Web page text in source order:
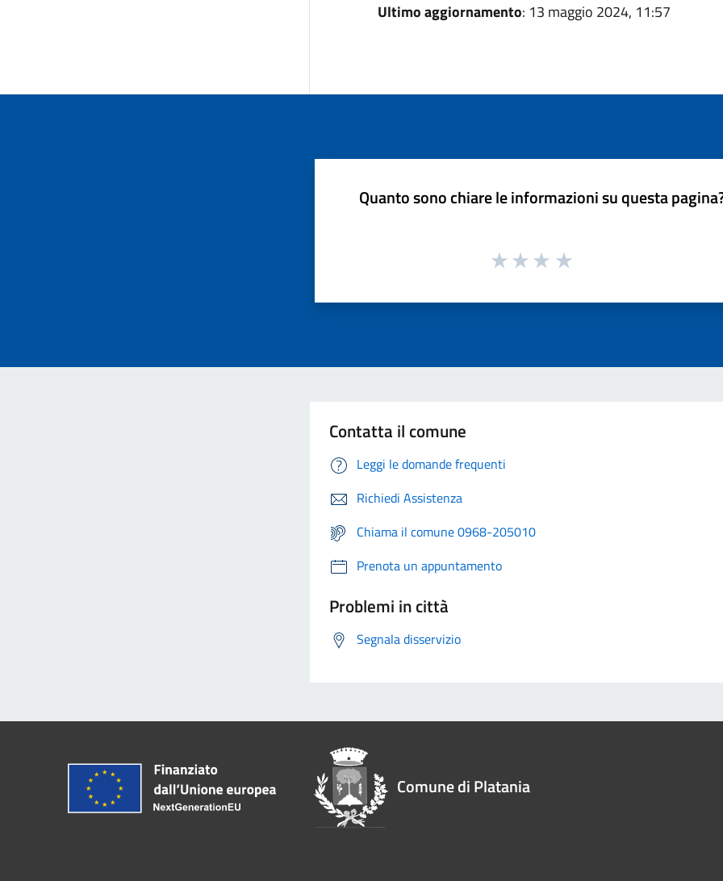
Ultimo aggiornamento: 13 maggio 2024, 11:57
Quanto sono chiare le informazioni su questa
Contatta il comune
Leggi le domande frequenti
Richiedi Assistenza
Chiama il comune 0968-205010
Prenota un appuntamento
Problemi in città
Segnala disservizio
Comune di Platania